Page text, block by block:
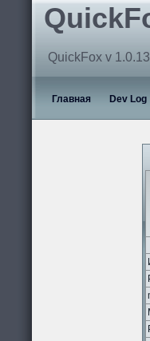
QuickFox v
Главная Dev Log